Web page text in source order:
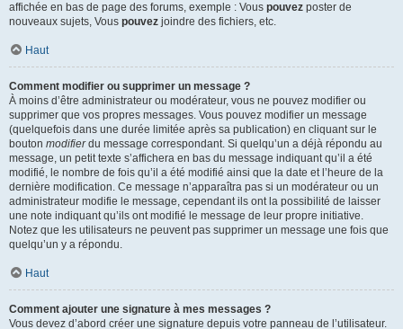
affichée en bas de page des forums, exemple : Vous pouvez poster de
nouveaux sujets, Vous pouvez joindre des fichiers, etc.
Haut
Comment modifier ou supprimer un message ?
À moins d’être administrateur ou modérateur, vous ne pouvez modifier ou
supprimer que vos propres messages. Vous pouvez modifier un message
(quelquefois dans une durée limitée après sa publication) en cliquant sur le
bouton modifierdu message correspondant. Si quelqu’un a déjà répondu au
message, un petit texte s’affichera en bas du message indiquant qu’il a été
modifié, le nombre de fois qu’il a été modifié ainsi que la date et l’heure de la
dernière modification. Ce message n’apparaîtra pas si un modérateur ou un
administrateur modifie le message, cependant ils ont la possibilité de laisser
une note indiquant qu’ils ont modifié le message de leur propre initiative.
Notez que les utilisateurs ne peuvent pas supprimer un message une fois que
quelqu’un y a répondu.
Haut
Comment ajouter une signature à mes messages ?
Vous devez d’abord créer une signature depuis votre panneau de l’utilisateur.